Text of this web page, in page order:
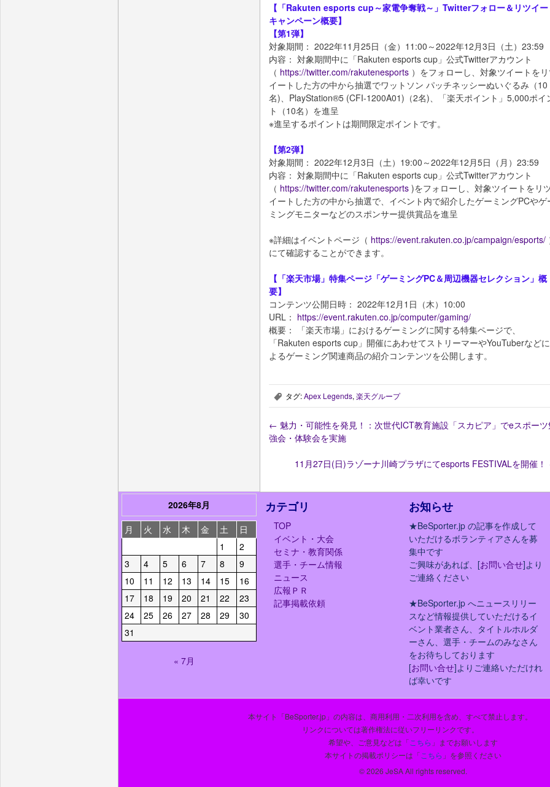
【「Rakuten esports cup～家電争奪戦～」Twitterフォロー＆リツイー
キャンペーン概要】
【第1弾】
対象期間： 2022年11月25日（金）11:00～2022年12月3日（土）23:59
内容： 対象期間中に「Rakuten esports cup」公式Twitterアカウント
（ https://twitter.com/rakutenesports ）をフォローし、対象ツイートを
イートした方の中から抽選でワットソン パッチネッシーぬいぐるみ（10
名)、PlayStation®︎5 (CFI-1200A01)（2名)、「楽天ポイント」5,000ポイ
ト（10名）を進呈
※進呈するポイントは期間限定ポイントです。
【第2弾】
対象期間： 2022年12月3日（土）19:00～2022年12月5日（月）23:59
内容： 対象期間中に「Rakuten esports cup」公式Twitterアカウント
（ https://twitter.com/rakutenesports )をフォローし、対象ツイートをリ
イートした方の中から抽選で、イベント内で紹介したゲーミングPCやゲ
ミングモニターなどのスポンサー提供賞品を進呈
※詳細はイベントページ（ https://event.rakuten.co.jp/campaign/esports/
にて確認することができます。
【「楽天市場」特集ページ「ゲーミングPC＆周辺機器セレクション」概
要】
コンテンツ公開日時： 2022年12月1日（木）10:00
URL： https://event.rakuten.co.jp/computer/gaming/
概要： 「楽天市場」におけるゲーミングに関する特集ページで、
「Rakuten esports cup」開催にあわせてストリーマーやYouTuberなどに
よるゲーミング関連商品の紹介コンテンツを公開します。
, タグ:Apex Legends, 楽天グループ
← 魅力・可能性を発見！：次世代ICT教育施設「スカピア」でeスポー
強会・体験会を実施
11月27日(日)ラゾーナ川崎プラザにてesports FESTIVALを開催！
2026年8月
月
火 水 木 金 土
日
1
2
3
4 5 6 7 8
9
10
11 12 13 14 15
16
17
18 19 20 21 22
23
24
25 26 27 28 29
30
31
« 7月
カテゴリ
TOP
イベント・大会
セミナ・教育関係
選手・チーム情報
ニュース
広報ＰＲ
記事掲載依頼
お知らせ
★BeSporter.jp の記事を作成して
いただけるボランティアさんを募
集中です
ご興味があれば、[お問い合せ]より
ご連絡ください
★BeSporter.jp へニュースリリー
スなど情報提供していただけるイ
ベント業者さん、タイトルホルダ
ーさん、選手・チームのみなさん
をお待ちしております
[お問い合せ]よりご連絡いただけれ
ば幸いです
本サイト「BeSporter.jp」の内容は、商用利用・二次利用を含め、すべて禁止します。
リンクについては著作権法に従いフリーリンクです。
希望や、ご意見などは「 こちら 」までお願いします
本サイトの掲載ポリシーは「 こちら 」を参照ください
© 2026 JeSA All rights reserved.